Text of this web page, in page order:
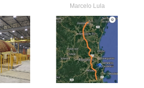
Marcelo Lula